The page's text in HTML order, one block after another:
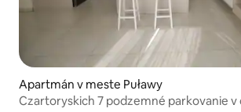
Apartmán v meste Puławy
Czartoryskich 7 podzemné parkovanie v